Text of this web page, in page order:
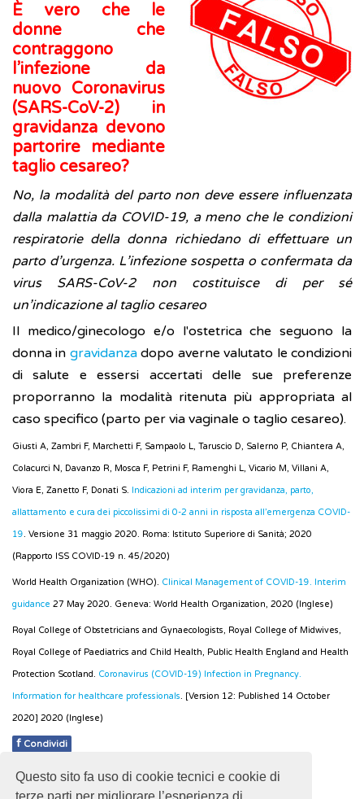
Questo sito fa uso di cookie tecnici e cookie di
terze parti per migliorare l’esperienza di
È vero che le
donne che
contraggono
l’infezione da
nuovo Coronavirus
(SARS-CoV-2) in
gravidanza devono
partorire mediante
taglio cesareo?
No, la modalità del parto non deve essere influenzata
dalla malattia da COVID-19, a meno che le condizioni
respiratorie della donna richiedano di effettuare un
parto d’urgenza. L’infezione sospetta o confermata da
virus SARS-CoV-2 non costituisce di per sé
un’indicazione al taglio cesareo
Il medico/ginecologo e/o l'ostetrica che seguono la
donna in gravidanzadopo averne valutato le condizioni
di salute e essersi accertati delle sue preferenze
proporranno la modalità ritenuta più appropriata al
caso specifico (parto per via vaginale o taglio cesareo).
Giusti A, Zambri F, Marchetti F, Sampaolo L, Taruscio D, Salerno P, Chiantera A,
Colacurci N, Davanzo R, Mosca F, Petrini F, Ramenghi L, Vicario M, Villani A,
Viora E, Zanetto F, Donati S. Indicazioni ad interim per gravidanza, parto,
allattamento e cura dei piccolissimi di 0-2 anni in risposta all’emergenza COVID-
19. Versione 31 maggio 2020. Roma: Istituto Superiore di Sanità; 2020
(Rapporto ISS COVID-19 n. 45/2020)
World Health Organization (WHO). Clinical Management of COVID-19. Interim
guidance 27 May 2020. Geneva: World Health Organization, 2020 (Inglese)
Royal College of Obstetricians and Gynaecologists, Royal College of Midwives,
Royal College of Paediatrics and Child Health, Public Health England and Health
Protection Scotland. Coronavirus (COVID-19) Infection in Pregnancy.
Information for healthcare professionals. [Version 12: Published 14 October
2020] 2020 (Inglese)
f Condividi
Pubblicato: 08 Febbraio 2021